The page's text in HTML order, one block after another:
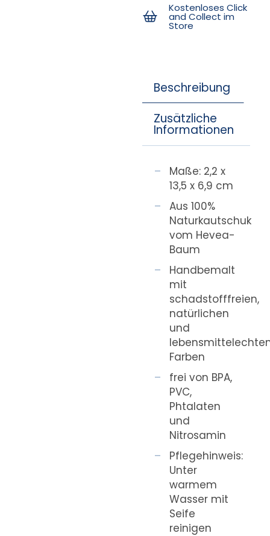
Kostenloses Click
and Collect im
Store
Beschreibung
Zusätzliche
Informationen
Maße: 2,2 x
13,5 x 6,9 cm
Aus 100%
Naturkautschuk
vom Hevea-
Baum
Handbemalt
mit
schadstofffreien,
natürlichen
und
Farben
frei von BPA,
PVC,
Phtalaten
und
Nitrosamin
Pflegehinweis:
Unter
warmem
Wasser mit
Seife
reinigen